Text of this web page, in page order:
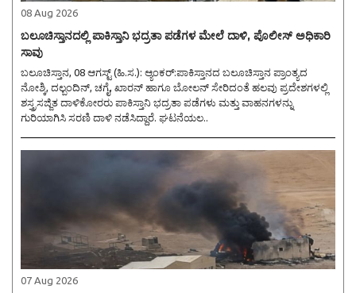
08 Aug 2026
ಬಲೂಚಿಸ್ತಾನದಲ್ಲಿ ಪಾಕಿಸ್ತಾನಿ ಭದ್ರತಾ ಪಡೆಗಳ ಮೇಲೆ ದಾಳಿ, ಪೊಲೀಸ್ ಅಧಿಕಾರಿ
ಸಾವು
ಬಲೂಚಿಸ್ತಾನ, 08 ಆಗಸ್ಟ್ (ಹಿ.ಸ.): ಆ್ಯಂಕರ್:ಪಾಕಿಸ್ತಾನದ ಬಲೂಚಿಸ್ತಾನ ಪ್ರಾಂತ್ಯದ
ನೋಶ್ಕಿ, ದಲ್ಬಂದಿನ್, ಚಗೈ, ಖಾರನ್ ಹಾಗೂ ಬೋಲನ್ ಸೇರಿದಂತೆ ಹಲವು ಪ್ರದೇಶಗಳಲ್ಲಿ
ಶಸ್ತ್ರಸಜ್ಜಿತ ದಾಳಿಕೋರರು ಪಾಕಿಸ್ತಾನಿ ಭದ್ರತಾ ಪಡೆಗಳು ಮತ್ತು ವಾಹನಗಳನ್ನು
ಗುರಿಯಾಗಿಸಿ ಸರಣಿ ದಾಳಿ ನಡೆಸಿದ್ದಾರೆ. ಘಟನೆಯಲ..
07 Aug 2026